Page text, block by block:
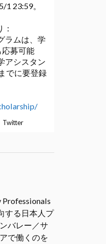
1 23:59。
ラムは、学
募可能
アシスタン
でに要登録
Twitter
発のエンジ
システムを
、VC、アク
らの関係者
トアップエ
Professionals
する日本人プ
バレー／サ
で働くのを